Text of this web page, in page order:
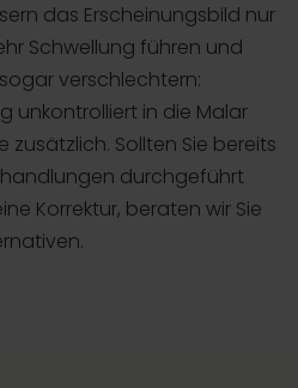
das Erscheinungsbild nur
Schwellung führen und
verschlechtern:
unkontrolliert in die Malar
zusätzlich. Sollten Sie bereits
durchgeführt
Korrektur, beraten wir Sie